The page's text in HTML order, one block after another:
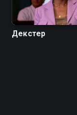
Декстер